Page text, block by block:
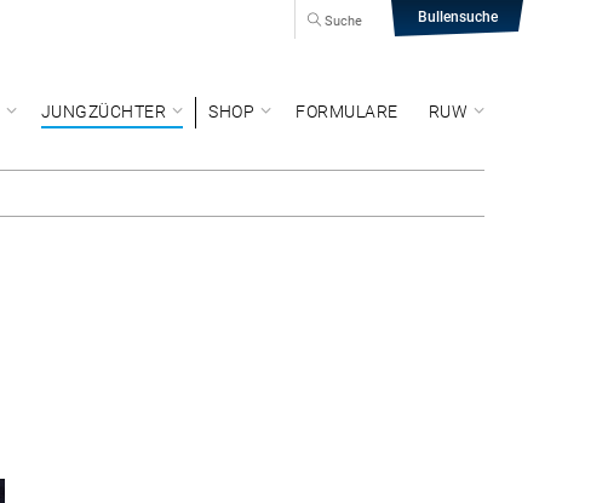
Bullensuche
Suche
JUNGZÜCHTER SHOP FORMULARE RUW